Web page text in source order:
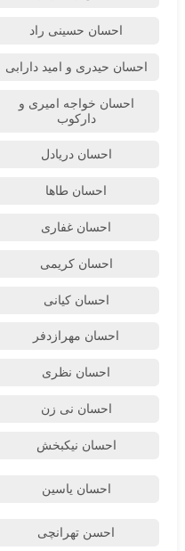
احسان حسینی راد
احسان حیدری و امید دارابی
احسان خواجه امیری و
دارکوب
احسان دریادل
احسان طاها
احسان غفاری
احسان کریمی
احسان کیانی
احسان مهرازدفر
احسان نظری
احسان نی زن
احسان نیکبخش
احسان یاسین
احسن تهرانچی